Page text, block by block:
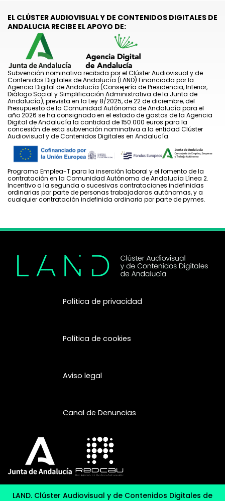
EL CLÚSTER AUDIOVISUAL Y DE CONTENIDOS DIGITALES DE
ANDALUCIA RECIBE EL APOYO DE:
Subvención nominativa recibida por el Clúster Audiovisual y de
Contenidos Digitales de Andalucía (LAND) Financiada por la
Agencia Digital de Andalucía (Consejería de Presidencia, Interior,
Diálogo Social y Simplificación Administrativa de la Junta de
Andalucía), prevista en la Ley 8/2025, de 22 de diciembre, del
Presupuesto de la Comunidad Autónoma de Andalucía para el
año 2026 se ha consignado en el estado de gastos de la Agencia
Digital de Andalucía la cantidad de 150.000 euros para la
concesión de esta subvención nominativa a la entidad Clúster
Audiovisual y de Contenidos Digitales en Andalucía.
Programa Emplea-T para la inserción laboral y el fomento de la
contratación en la Comunidad Autónoma de Andalucía Línea 2.
Incentivo a la segunda o sucesivas contrataciones indefinidas
ordinarias por parte de personas trabajadoras autónomas, y a
cualquier contratación indefinida ordinaria por parte de pymes.
Política de privacidad
Política de cookies
Aviso legal
Canal de Denuncias
LAND. Clúster Audiovisual y de Contenidos Digitales de